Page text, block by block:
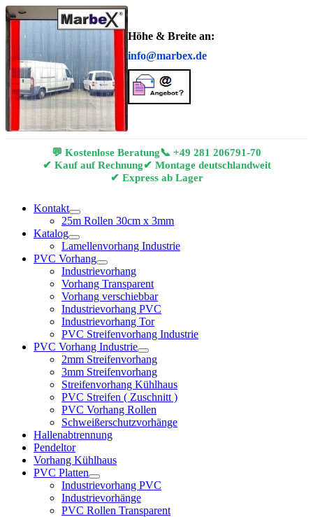
Höhe & Breite an:
info@marbex.de
💬 Kostenlose Beratung📞 +49 281 206791-70
✔ Kauf auf Rechnung✔ Montage deutschlandweit
✔ Express ab Lager
Kontakt
25m Rollen 30cm x 3mm
Katalog
Lamellenvorhang Industrie
PVC Vorhang
Industrievorhang
Vorhang Transparent
Vorhang verschiebbar
Industrievorhang PVC
Industrievorhang Tor
PVC Streifenvorhang Industrie
PVC Vorhang Industrie
2mm Streifenvorhang
3mm Streifenvorhang
Streifenvorhang Kühlhaus
PVC Streifen ( Zuschnitt )
PVC Vorhang Rollen
Schweißerschutzvorhänge
Hallenabtrennung
Pendeltor
Vorhang Kühlhaus
PVC Platten
Industrievorhang PVC
Industrievorhänge
PVC Rollen Transparent